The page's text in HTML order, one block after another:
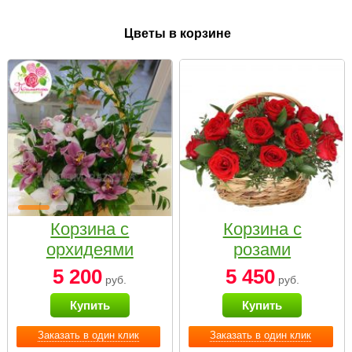
Цветы в корзине
Заказать в один клик
Корзина с
орхидеями
малая
5 200 руб.
Купить
Заказать в один клик
Корзина с
розами
«Красный
Париж»
5 450руб.
Купить